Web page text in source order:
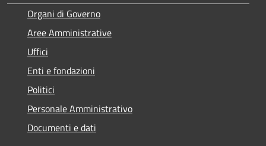
Organi di Governo
Aree Amministrative
Uffici
Enti e fondazioni
Politici
Personale Amministrativo
Documenti e dati